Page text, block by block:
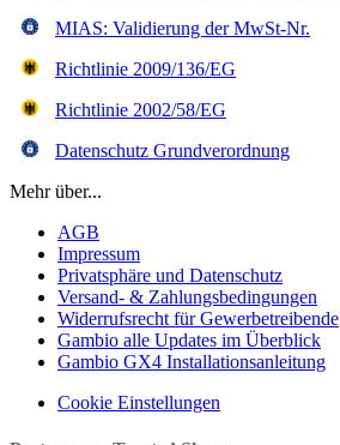
MIAS: Validierung der MwSt-Nr.
Richtlinie 2009/136/EG
Richtlinie 2002/58/EG
Datenschutz Grundverordnung
Mehr über...
AGB
Impressum
Privatsphäre und Datenschutz
Versand- & Zahlungsbedingungen
Widerrufsrecht für Gewerbetreibende
Gambio alle Updates im Überblick
Gambio GX4 Installationsanleitung
Cookie Einstellungen